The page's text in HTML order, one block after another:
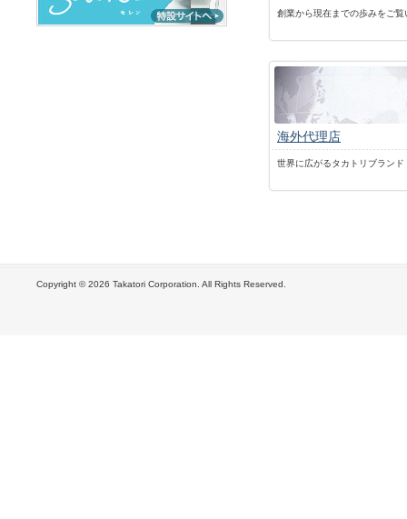
創業から現在までの歩みをご覧
海外代理店
世界に広がるタカトリブランド
Copyright ©2026 Takatori Corporation. All Rights Reserved.